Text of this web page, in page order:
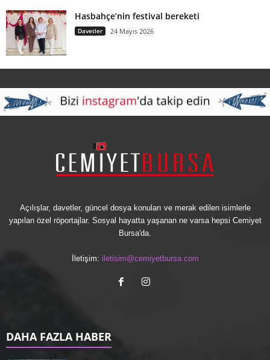
Hasbahçe’nin festival bereketi
Davetler 24 Mayıs 2026
Açılışlar, davetler, güncel dosya konuları ve merak edilen isimlerle
yapılan özel röportajlar. Sosyal hayatta yaşanan ne varsa hepsi Cemiyet
Bursa'da.
İletişim: iletisim@cemiyetbursa.com
DAHA FAZLA HABER